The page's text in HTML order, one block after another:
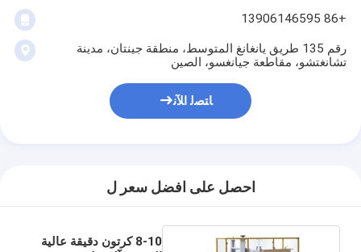
+86 13906146595
رقم 135 طريق يانغانغ المتوسط، منطقة جينتان، مدينة
تشانغتشو، مقاطعة جيانغسو، الصين
ﺎﺘﺼﻟ ﺍﻶﻧ
احصل على افضل سعر ل
8-10 كرتون دقيقة عالية